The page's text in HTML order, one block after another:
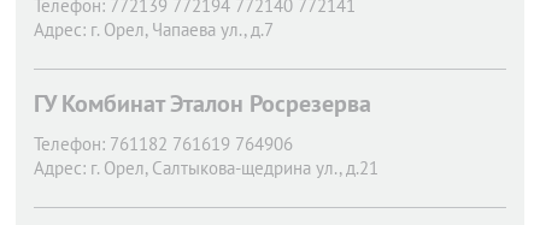
Телефон: 772139 772194 772140 772141
Адрес: г. Орел, Чапаева ул., д.7
ГУ Комбинат Эталон Росрезерва
Телефон: 761182 761619 764906
Адрес: г. Орел, Салтыкова-щедрина ул., д.21